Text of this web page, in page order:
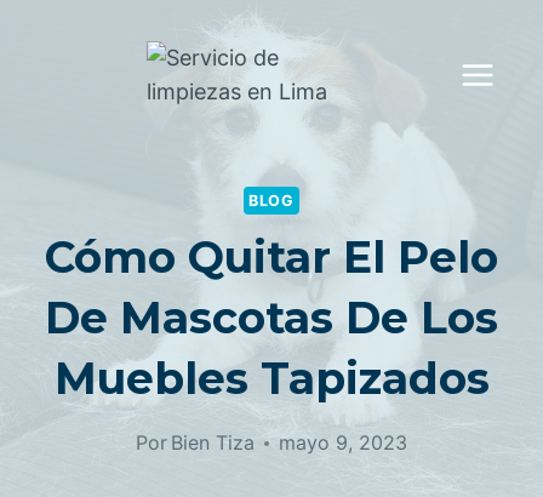
BLOG
Cómo Quitar El Pelo
De Mascotas De Los
Muebles Tapizados
Por Bien Tiza mayo 9, 2023